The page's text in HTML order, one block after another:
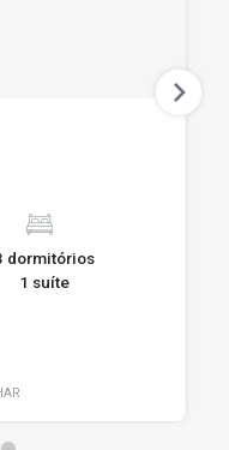
dormitórios
1 suíte